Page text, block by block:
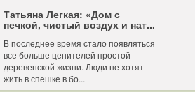
Татьяна Легкая: «Дом с
печкой, чистый воздух и нат...
В последнее время стало появляться
все больше ценителей простой
деревенской жизни. Люди не хотят
жить в спешке в бо...